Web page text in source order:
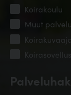
Koirakoulu
Muut
Koirakuvaaja
Koirasovellus